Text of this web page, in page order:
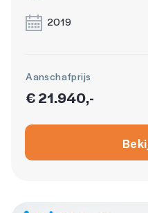
2019
Aanschafprijs
€ 21.940,-